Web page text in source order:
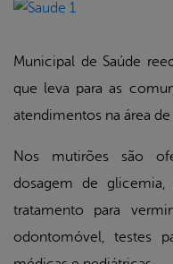
Municipal de Saúde
que leva para as
atendimentos na área
Nos mutirões são
dosagem de glicemia,
tratamento para
odontomóvel, testes